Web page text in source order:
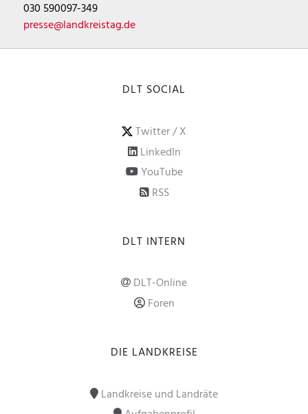
030 590097-349
presse@landkreistag.de
DLT SOCIAL
Twitter / X
LinkedIn
YouTube
RSS
DLT INTERN
DLT-Online
Foren
DIE LANDKREISE
Landkreise und Landräte